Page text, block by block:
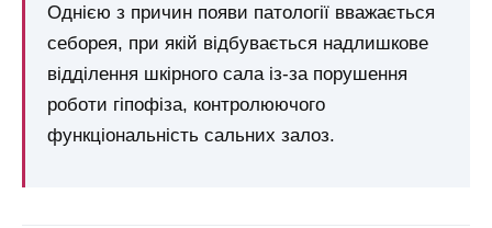
Однією з причин появи патології вважається
себорея, при якій відбувається надлишкове
відділення шкірного сала із-за порушення
роботи гіпофіза, контролюючого
функціональність сальних залоз.